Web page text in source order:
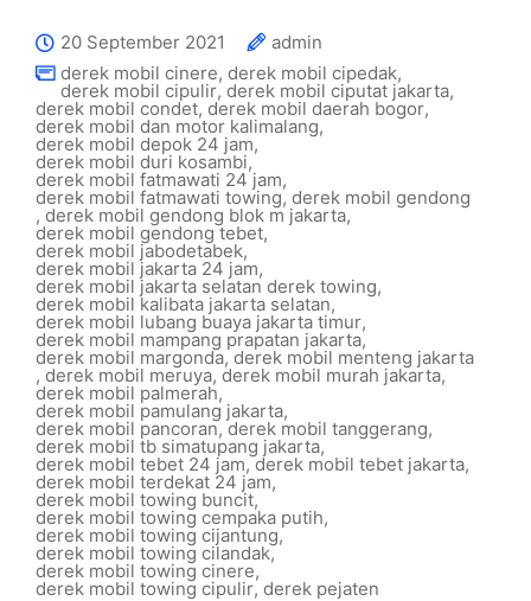
20 September 2021
admin
derek mobil cinere, derek mobil cipedak,
derek mobil cipulir, derek mobil ciputat jakarta,
derek mobil condet, derek mobil daerah bogor,
derek mobil dan motor kalimalang,
derek mobil depok 24 jam,
derek mobil duri kosambi,
derek mobil fatmawati 24 jam,
derek mobil fatmawati towing, derek mobil gendong
, derek mobil gendong blok m jakarta,
derek mobil gendong tebet,
derek mobil jabodetabek,
derek mobil jakarta 24 jam,
derek mobil jakarta selatan derek towing,
derek mobil kalibata jakarta selatan,
derek mobil lubang buaya jakarta timur,
derek mobil mampang prapatan jakarta,
derek mobil margonda,derek mobil menteng jakarta
, derek mobil meruya, derek mobil murah jakarta,
derek mobil palmerah,
derek mobil pamulang jakarta,
derek mobil pancoran,derek mobil tanggerang,
derek mobil tb simatupang jakarta,
derek mobil tebet 24 jam,derek mobil tebet jakarta,
derek mobil terdekat 24 jam,
derek mobil towing buncit,
derek mobil towing cempaka putih,
derek mobil towing cijantung,
derek mobil towing cilandak,
derek mobil towing cinere,
derek mobil towing cipulir, derek pejaten